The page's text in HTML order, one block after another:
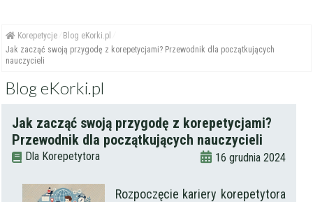
Korepetycje
Blog eKorki.pl
Jak zacząć swoją przygodę z korepetycjami? Przewodnik dla początkujących
nauczycieli
Blog eKorki.pl
Jak zacząć swoją przygodę z korepetycjami?
Przewodnik dla początkujących nauczycieli
Dla Korepetytora 16 grudnia 2024
Rozpoczęcie kariery korepetytora